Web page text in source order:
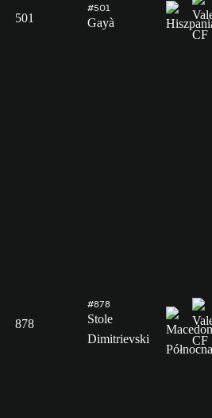
501
#501
Gayà
878
#878
Stole
Dimitrievski